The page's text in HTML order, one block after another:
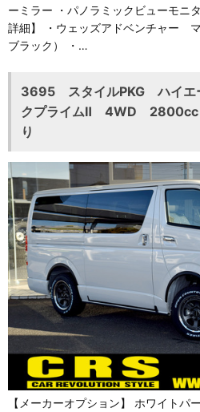
ーミラー ・パノラミックビューモニ
詳細】 ・ウェッズアドベンチャー
ブラック） ・…
3695 スタイルPKG ハイ
クプライムⅡ 4WD
り
【メーカーオプション】 ホワイトパ